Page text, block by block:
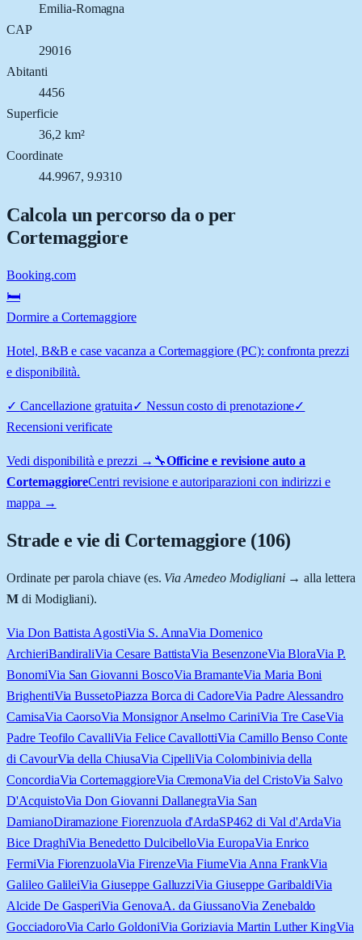
Emilia-Romagna
CAP
29016
Abitanti
4456
Superficie
36,2 km²
Coordinate
44.9967, 9.9310
Calcola un percorso da o per
Cortemaggiore
Booking.com
🛏️
Dormire a Cortemaggiore
Hotel, B&B e case vacanza a Cortemaggiore (PC): confronta prezzi
e disponibilità.
✓ Cancellazione gratuita✓ Nessun costo di prenotazione✓
Recensioni verificate
Vedi disponibilità e prezzi → 🔧Officine e revisione auto a
CortemaggioreCentri revisione e autoriparazioni con indirizzi e
mappa →
Strade e vie di Cortemaggiore (106)
Ordinate per parola chiave (es. Via Amedeo Modigliani→ alla lettera
Mdi Modigliani).
Via Don Battista AgostiVia S. AnnaVia Domenico
ArchieriBandiraliVia Cesare BattistaVia BesenzoneVia BloraVia P.
BonomiVia San Giovanni BoscoVia BramanteVia Maria Boni
BrighentiVia BussetoPiazza Borca di CadoreVia Padre Alessandro
CamisaVia CaorsoVia Monsignor Anselmo CariniVia Tre CaseVia
Padre Teofilo CavalliVia Felice CavallottiVia Camillo Benso Conte
di CavourVia della ChiusaVia CipelliVia Colombinivia della
ConcordiaVia CortemaggioreVia CremonaVia del CristoVia Salvo
D'AcquistoVia Don Giovanni DallanegraVia San
DamianoDiramazione Fiorenzuola d'ArdaSP462 di Val d'ArdaVia
Bice DraghiVia Benedetto DulcibelloVia EuropaVia Enrico
FermiVia FiorenzuolaVia FirenzeVia FiumeVia Anna FrankVia
Galileo GalileiVia Giuseppe GalluzziVia Giuseppe GaribaldiVia
Alcide De GasperiVia GenovaA. da GiussanoVia Zenebaldo
GocciadoroVia Carlo GoldoniVia Goriziavia Martin Luther KingVia